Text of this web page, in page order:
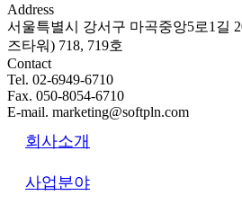
Address
서울특별시 강서구 마곡중앙5로1길
즈타워) 718, 719호
Contact
Tel. 02-6949-6710
Fax. 050-8054-6710
E-mail. marketing@softpln.com
회사소개
사업분야